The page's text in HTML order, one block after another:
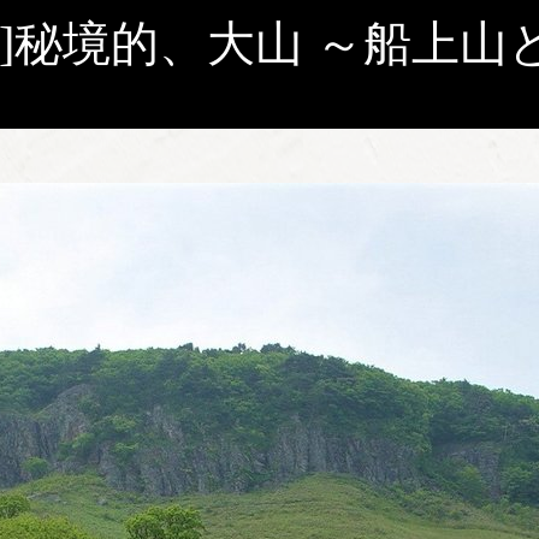
秘境的、大山 ～船上山